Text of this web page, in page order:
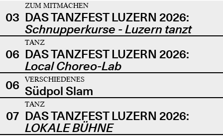
03
ZUM MITMACHEN
DAS TANZFEST LUZERN 2026:
Schnupperkurse - Luzern tanzt
06
TANZ
DAS TANZFEST LUZERN 2026:
Local Choreo-Lab
06
VERSCHIEDENES
Südpol Slam
07
TANZ
DAS TANZFEST LUZERN 2026:
LOKALE BÜHNE